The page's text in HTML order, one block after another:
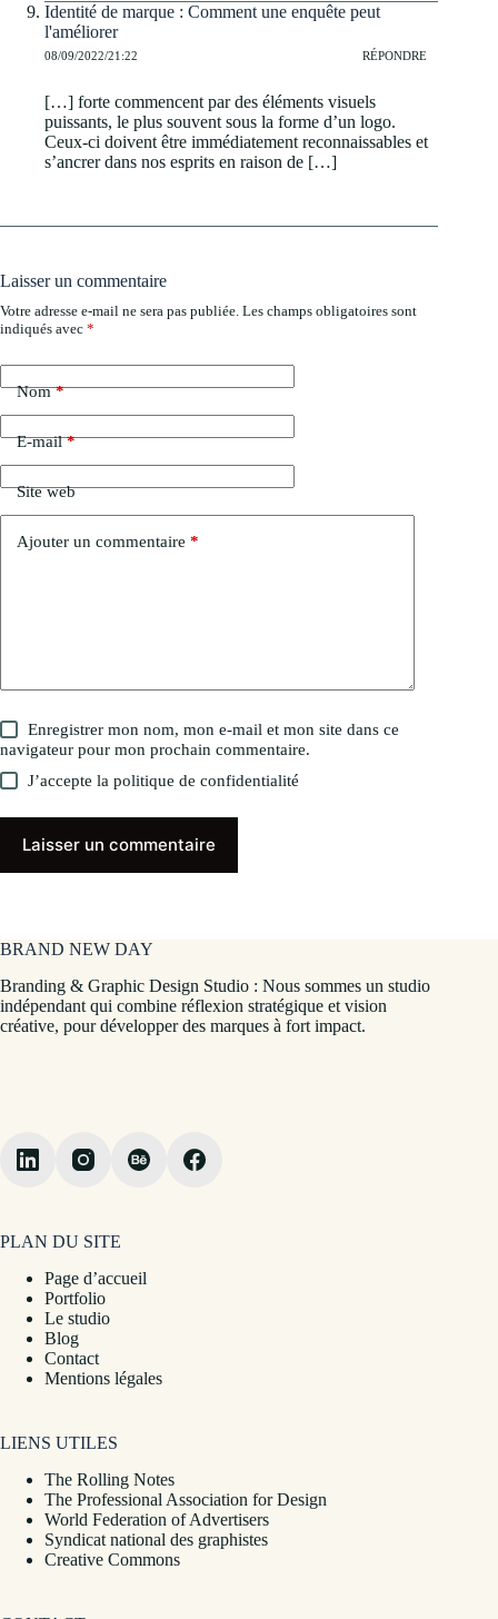
Identité de marque : Comment une enquête peut
l'améliorer
08/09/2022/21:22 RÉPONDRE
[…] forte commencent par des éléments visuels
puissants, le plus souvent sous la forme d’un logo.
Ceux-ci doivent être immédiatement reconnaissables et
s’ancrer dans nos esprits en raison de […]
Laisser un commentaire
Votre adresse e-mail ne sera pas publiée. Les champs obligatoires sont
indiqués avec *
Nom*
E-mail*
Site web
Ajouter un commentaire *
Enregistrer mon nom, mon e-mail et mon site dans ce
navigateur pour mon prochain commentaire.
J’accepte lapolitique de confidentialité
Laisser un commentaire
BRAND NEW DAY
Branding & Graphic Design Studio : Nous sommes un studio
indépendant qui combine réflexion stratégique et vision
créative, pour développer des marques à fort impact.
PLAN DU SITE
Page d’accueil
Portfolio
Le studio
Blog
Contact
Mentions légales
LIENS UTILES
The Rolling Notes
The Professional Association for Design
World Federation of Advertisers
Syndicat national des graphistes
Creative Commons